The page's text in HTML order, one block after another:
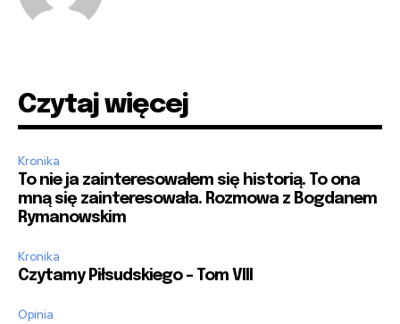
Czytaj więcej
Kronika
To nie ja zainteresowałem się historią. To ona
mną się zainteresowała. Rozmowa z Bogdanem
Rymanowskim
Kronika
Czytamy Piłsudskiego – Tom VIII
Opinia